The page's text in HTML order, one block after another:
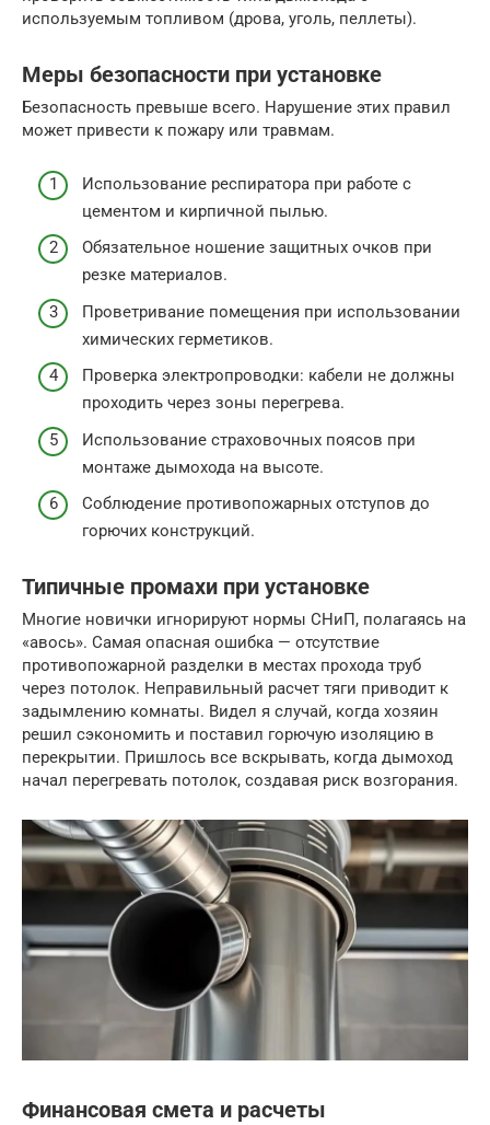
используемым топливом (дрова, уголь, пеллеты).
Меры безопасности при установке
Безопасность превыше всего. Нарушение этих правил
может привести к пожару или травмам.
Использование респиратора при работе с
цементом и кирпичной пылью.
Обязательное ношение защитных очков при
резке материалов.
Проветривание помещения при использовании
химических герметиков.
Проверка электропроводки: кабели не должны
проходить через зоны перегрева.
Использование страховочных поясов при
монтаже дымохода на высоте.
Соблюдение противопожарных отступов до
горючих конструкций.
Типичные промахи при установке
Многие новички игнорируют нормы СНиП, полагаясь на
«авось». Самая опасная ошибка — отсутствие
противопожарной разделки в местах прохода труб
через потолок. Неправильный расчет тяги приводит к
задымлению комнаты. Видел я случай, когда хозяин
решил сэкономить и поставил горючую изоляцию в
перекрытии. Пришлось все вскрывать, когда дымоход
начал перегревать потолок, создавая риск возгорания.
Финансовая смета и расчеты